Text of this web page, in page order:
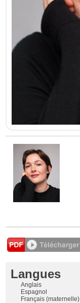
Langues
Anglais
Espagnol
Français (maternelle)